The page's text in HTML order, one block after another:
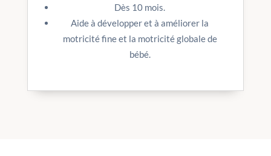
Dès 10 mois.
Aide à développer et à améliorer la
motricité fine et la motricité globalede
bébé.